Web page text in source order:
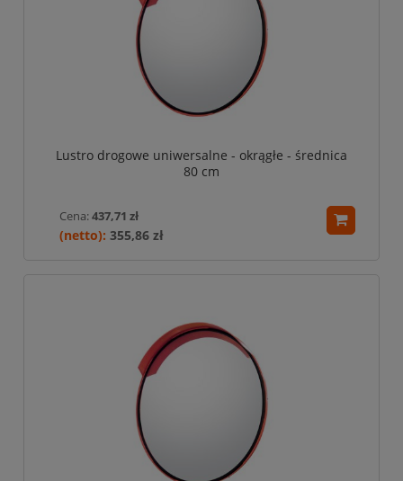
Lustro drogowe uniwersalne - okrągłe - średnica
80 cm
Cena:437,71 zł
355,86 zł